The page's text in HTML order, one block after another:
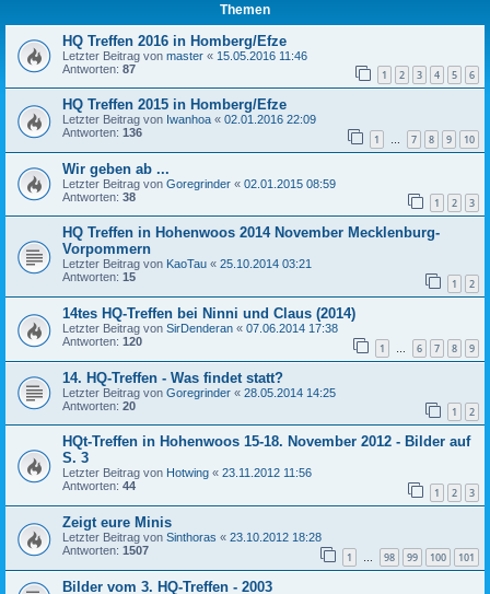
Themen
HQ Treffen 2016 in Homberg/Efze
Letzter Beitrag von master « 15.05.2016 11:46
Antworten: 87 1 2 3 4 5 6
HQ Treffen 2015 in Homberg/Efze
Letzter Beitrag von Iwanhoa « 02.01.2016 22:09
Antworten: 136 1 … 7 8 9 10
Wir geben ab ...
Letzter Beitrag von Goregrinder « 02.01.2015 08:59
Antworten: 38 1 2 3
HQ Treffen in Hohenwoos 2014 November Mecklenburg-
Vorpommern
Letzter Beitrag von KaoTau « 25.10.2014 03:21
Antworten: 15 1 2
14tes HQ-Treffen bei Ninni und Claus (2014)
Letzter Beitrag von SirDenderan « 07.06.2014 17:38
Antworten: 120 1 … 6 7 8 9
14. HQ-Treffen - Was findet statt?
Letzter Beitrag von Goregrinder « 28.05.2014 14:25
Antworten: 20 1 2
HQt-Treffen in Hohenwoos 15-18. November 2012 - Bilder auf
S. 3
Letzter Beitrag von Hotwing « 23.11.2012 11:56
Antworten: 44 1 2 3
Zeigt eure Minis
Letzter Beitrag von Sinthoras « 23.10.2012 18:28
Antworten: 1507 1 … 98 99 100 101
Bilder vom 3. HQ-Treffen - 2003